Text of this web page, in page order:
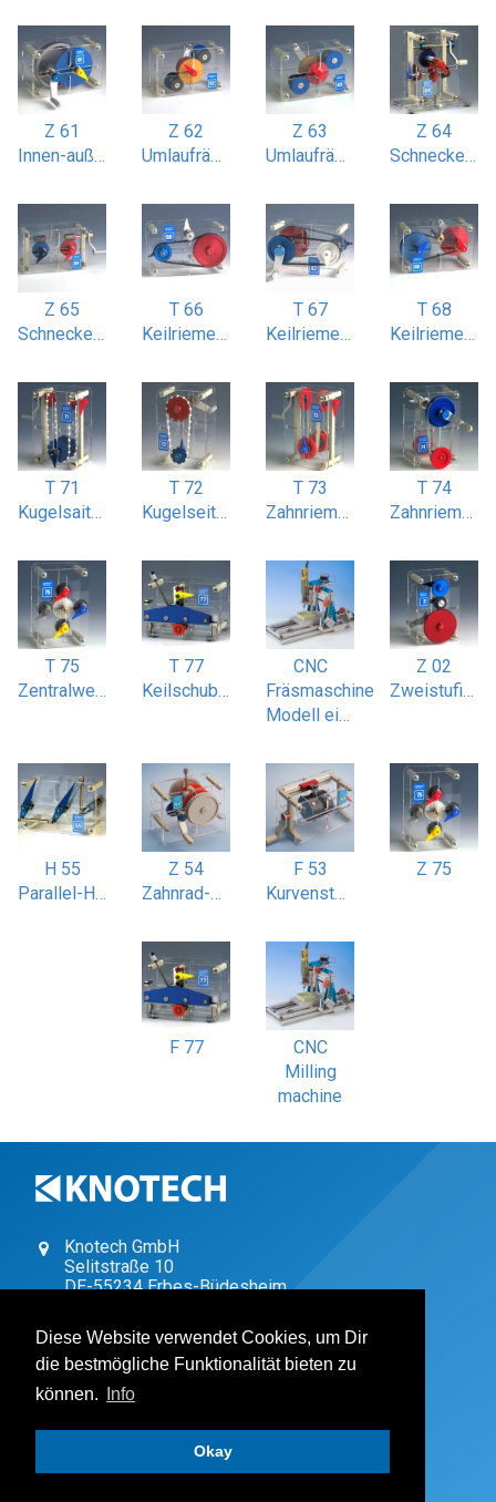
Diese Website verwendet Cookies, um Dir
die bestmögliche Funktionalität bieten zu
können.
Info
Okay
Z 61
Innen-außenverzahntes Stirnradgetriebe
Z 62
Umlaufrädergetriebe gleichlaufend
Z 63
Umlaufrädergetriebe mit gegenläufiger Abtriebswelle
Z 64
Schneckenradgetriebe 2-stufig
Z 65
Schneckenradgetriebe 2- und 3-gängig
T 66
Keilriemenantrieb einstufig
T 67
Keilriemenantrieb zweistufig
T 68
Keilriemen Stufenscheibenantrieb
T 71
Kugelsaitenantrieb gekreuzt
T 72
Kugelseitenantrieb einstufig
T 73
Zahnriemenantrieb gekreuzt
T 74
Zahnriemenantrieb zweistufig
T 75
Zentralwellengetriebe vierfach
T 77
Keilschubgetriebe symmetrisch
CNC
Fräsmaschine
Modell einer CNC Fräsmaschine
Z 02
Zweistufiges Stirnradgetriebe
H 55
Parallel-Hebelgetriebe Scheibenwischer
Z 54
Zahnrad-Differenzial
F 53
Kurvensteuerung zwangsgeführt
Z 75
F 77
CNC
Milling
machine
Knotech GmbH
Selitstraße 10
DE-55234 Erbes-Büdesheim
+49 (0) 6731 / 4962-19
vertrieb@knotech.de
Datenschutzerklärung